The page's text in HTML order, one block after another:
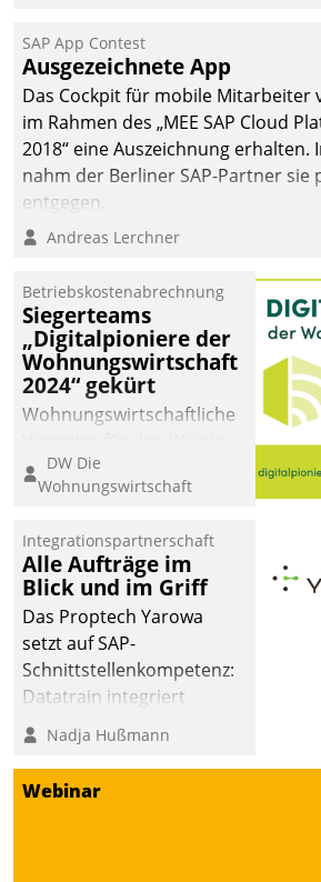
SAP App Contest
Ausgezeichnete App
Das Cockpit für mobile Mitarbeiter
im Rahmen des „MEE SAP Cloud
2018“ eine Auszeichnung erhalten.
nahm der Berliner SAP-Partner sie
entgegen.
Andreas Lerchner
Betriebskostenabrechnung
Siegerteams
„Digitalpioniere der
Wohnungswirtschaft
2024“ gekürt
Wohnungswirtschaftliche
eine digitale Zukunft zu
finden, ist das Ziel des
der
Wohnungswirtschaft“.
Bewerben können sich
dafür ein Team
bestehend aus
Wohnungsunternehmen
und PropTech.
DW Die
Wohnungswirtschaft
Integrationspartnerschaft
Alle Aufträge im
Blick und im Griff
Das Proptech Yarowa
setzt auf SAP-
Schnittstellenkompetenz:
Datatrain integriert
Yarowas Portal zur
Vergabe und Verwaltung
von Aufträgen der
operativen
Nadja Hußmann
Webinar